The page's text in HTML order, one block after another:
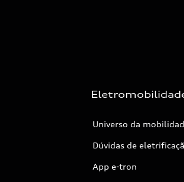
Universo da
Dúvidas de
App e-tron